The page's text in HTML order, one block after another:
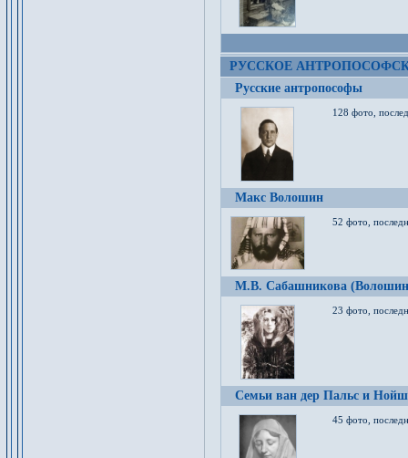
РУССКОЕ
Русские антропософы
128 фото,
Макс Волошин
52 фото,
М.В. Сабашникова
23 фото,
Семьи ван дер Пальс и
45 фото,